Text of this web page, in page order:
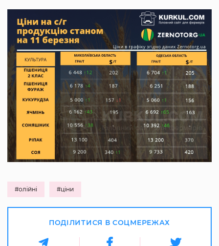
#олійні #ціни
ПОДІЛИТИСЯ В СОЦМЕРЕЖАХ